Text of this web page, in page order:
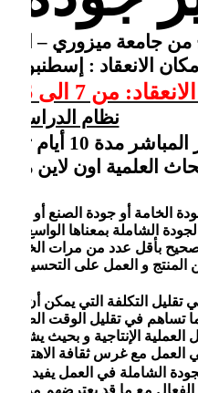
من جامعة ميزوري –
مكان الانعقاد : إسطنبول
من 7 الى 16 فبراير 2021 م
نظام الدراسة
الخامة أو جودة الصنع أو
الشاملة بمعناها الواسع و
بأقل عدد من مرات الخطأ
و العمل على التحسين
تقليل التكلفة التي يمكن أن
تساهم في تقليل الوقت
الإنتاجية و بحيث
العمل مع غرس ثقافة الاهتمام
الشاملة في العمل يفيد في
الفعال مع ما قد يعترضهم من